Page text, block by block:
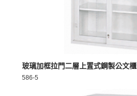
MORE >
玻璃加框拉門二層上置式鋼製公文櫃
586-5